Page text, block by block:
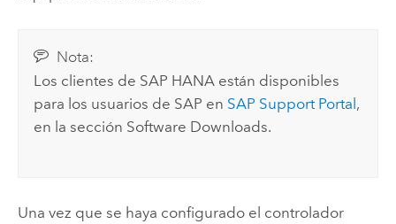
Nota:
Los clientes de SAP HANA están disponibles
para los usuarios de SAP en SAP Support Portal ,
en la sección Software Downloads.
Una vez que se haya configurado el controlador